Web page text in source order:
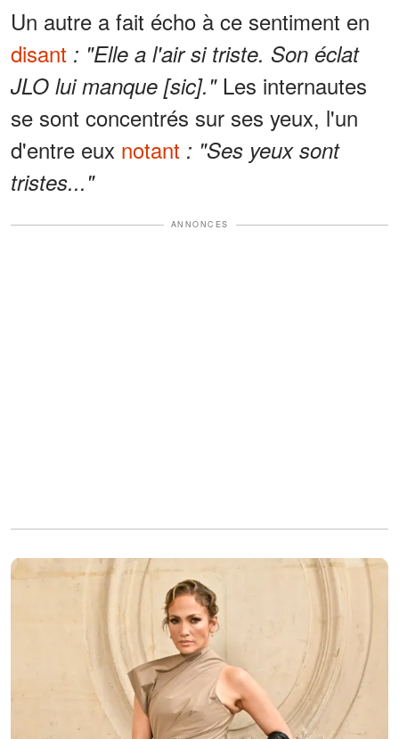
Un autre a fait écho à ce sentiment en
disant : "Elle a l'air si triste. Son éclat
JLO lui manque [sic]."Les internautes
se sont concentrés sur ses yeux, l'un
d'entre eux notant : "Ses yeux sont
tristes..."
ANNONCES